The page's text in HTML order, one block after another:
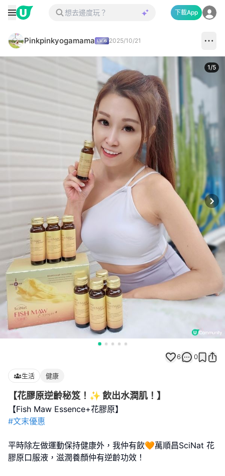
下載App
Pinkpinkyogamama 2025/10/21
1/5
6 0
生活 健康
【花膠原逆齡秘笈！✨ 飲出水潤肌！】
#文末優惠
平時除左做運動保持健康外，我仲有飲🧡萬順昌SciNat 花
膠原口服液，滋潤養顏仲有逆齡功效！